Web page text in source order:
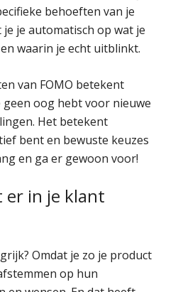
behoeften van je
je automatisch op wat je
waarin je echt uitblinkt.
van FOMO betekent
oog hebt voor nieuwe
Het betekent
bent en bewuste keuzes
en ga er gewoon voor!
er in je klant
Omdat je zo je product
op hun